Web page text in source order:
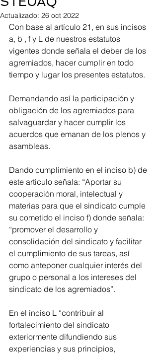
Actualizado: 26 oct 2022
Con base al artículo 21, en sus incisos
a, b , f y L de nuestros estatutos
vigentes donde señala el deber de los
agremiados, hacer cumplir en todo
tiempo y lugar los presentes estatutos.
Demandando así la participación y
obligación de los agremiados para
salvaguardar y hacer cumplir los
acuerdos que emanan de los plenos y
asambleas.
Dando cumplimiento en el inciso b) de
este articulo señala: “Aportar su
cooperación moral, intelectual y
materias para que el sindicato cumple
su cometido el inciso f) donde señala:
“promover el desarrollo y
consolidación del sindicato y facilitar
el cumplimiento de sus tareas, así
como anteponer cualquier interés del
grupo o personal a los intereses del
sindicato de los agremiados”.
En el inciso L “contribuir al
fortalecimiento del sindicato
exteriormente difundiendo sus
experiencias y sus principios,